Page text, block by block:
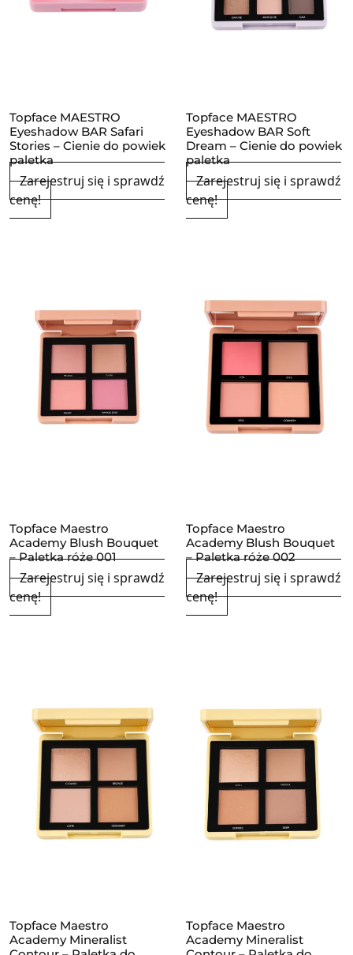
Topface MAESTRO
Eyeshadow BAR Safari
Stories – Cienie do powiek
paletka
Zarejestruj się i sprawdź
cenę!
Topface MAESTRO
Eyeshadow BAR Soft
Dream – Cienie do powiek
paletka
Zarejestruj się i sprawdź
cenę!
Topface Maestro
Academy Blush Bouquet
– Paletka róże 001
Zarejestruj się i sprawdź
cenę!
Topface Maestro
Academy Blush Bouquet
– Paletka róże 002
Zarejestruj się i sprawdź
cenę!
Topface Maestro
Academy Mineralist
Topface Maestro
Academy Mineralist